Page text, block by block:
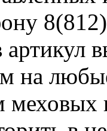
на